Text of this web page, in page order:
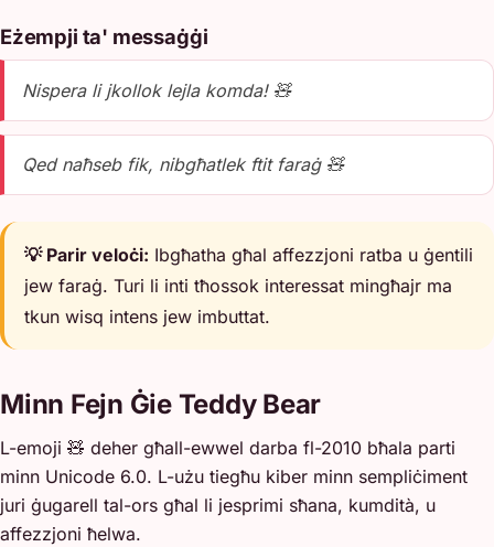
Eżempji ta' messaġġi
Nispera li jkollok lejla komda! 🧸
Qed naħseb fik, nibgħatlek ftit faraġ 🧸
💡 Parir veloċi: Ibgħatha għal affezzjoni ratba u ġentili
jew faraġ. Turi li inti tħossok interessat mingħajr ma
tkun wisq intens jew imbuttat.
Minn Fejn Ġie Teddy Bear
L-emoji 🧸 deher għall-ewwel darba fl-2010 bħala parti
minn Unicode 6.0. L-użu tiegħu kiber minn sempliċiment
juri ġugarell tal-ors għal li jesprimi sħana, kumdità, u
affezzjoni ħelwa.